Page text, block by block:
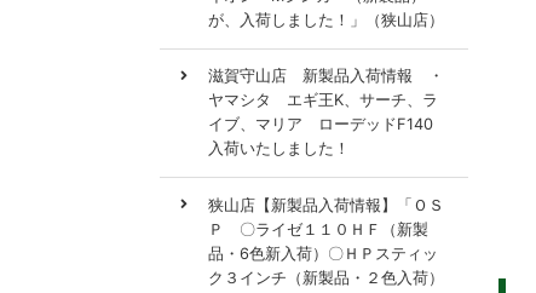
が、入荷しました！」（狭山店）
滋賀守山店 新製品入荷情報 ・
ヤマシタ エギ王K、サーチ、ラ
イブ、マリア ローデッドF140
入荷いたしました！
狭山店【新製品入荷情報】「ＯＳ
Ｐ 〇ライゼ１１０ＨＦ（新製
品・6色新入荷）〇ＨＰスティッ
ク３インチ（新製品・２色入荷）